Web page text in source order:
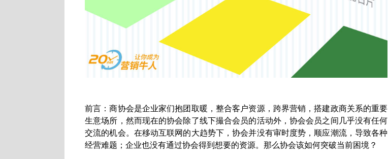
前言：商协会是企业家们抱团取暖，整合客户资源，跨界营销，搭建政商关系的重要
生意场所，然而现在的协会除了线下撮合会员的活动外，协会会员之间几乎没有任何
交流的机会。在移动互联网的大趋势下，协会并没有审时度势，顺应潮流，导致各种
经营难题；企业也没有通过协会得到想要的资源。那么协会该如何突破当前困境？